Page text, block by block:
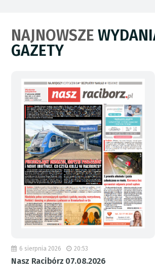
NAJNOWSZE
GAZETY
6 sierpnia 2026 20:53
Nasz Racibórz 07.08.2026